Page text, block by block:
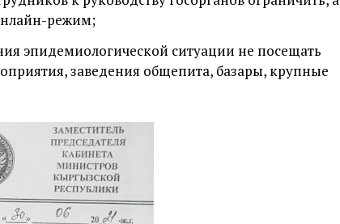
режим;
эпидемиологической ситуации не посещать
заведения общепита, базары, крупные